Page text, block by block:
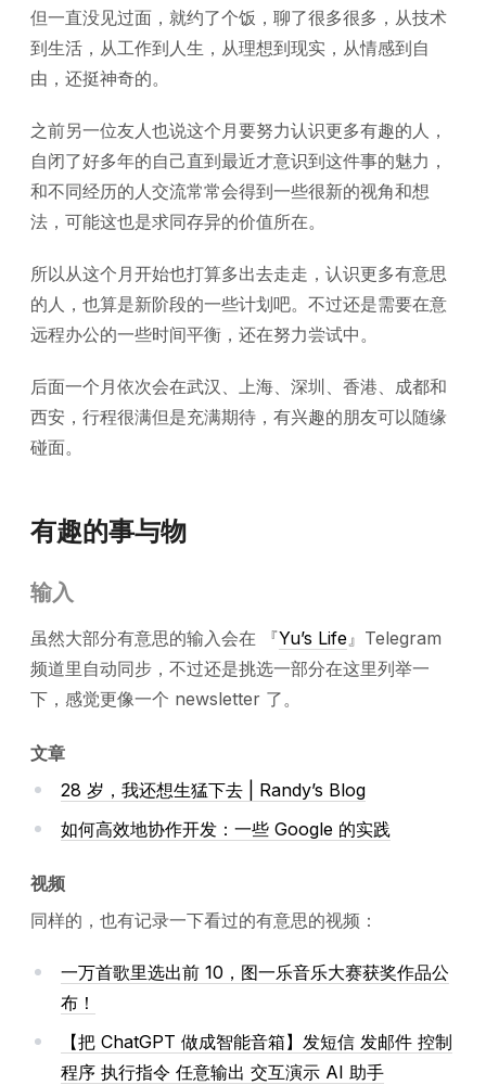
但一直没见过面，就约了个饭，聊了很多很多，从技术
到生活，从工作到人生，从理想到现实，从情感到自
由，还挺神奇的。
之前另一位友人也说这个月要努力认识更多有趣的人，
自闭了好多年的自己直到最近才意识到这件事的魅力，
和不同经历的人交流常常会得到一些很新的视角和想
法，可能这也是求同存异的价值所在。
所以从这个月开始也打算多出去走走，认识更多有意思
的人，也算是新阶段的一些计划吧。不过还是需要在意
远程办公的一些时间平衡，还在努力尝试中。
后面一个月依次会在武汉、上海、深圳、香港、成都和
西安，行程很满但是充满期待，有兴趣的朋友可以随缘
碰面。
有趣的事与物
输入
虽然大部分有意思的输入会在 『Yu’s Life』Telegram
频道里自动同步，不过还是挑选一部分在这里列举一
下，感觉更像一个 newsletter 了。
文章
28 岁，我还想生猛下去 | Randy’s Blog
如何高效地协作开发：一些 Google 的实践
视频
同样的，也有记录一下看过的有意思的视频：
一万首歌里选出前 10，图一乐音乐大赛获奖作品公
布！
【把 ChatGPT 做成智能音箱】发短信 发邮件 控制
程序 执行指令 任意输出 交互演示 AI 助手